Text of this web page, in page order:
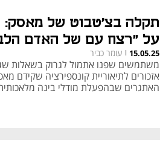
תקלה בצ'טבוט של מאסק:
על "רצח עם של האדם
15.05.25
| עומר כביר
משתמשים שפנו אתמול לגרוק בשאלות
אזכורים לתיאוריית קונספירציה
האתגרים שבהפעלת מודלי בינה